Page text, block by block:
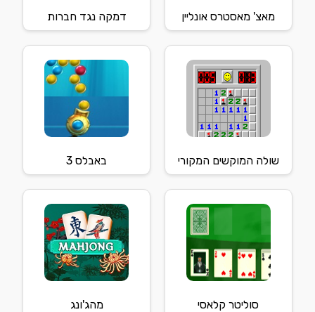
מאצ' מאסטרס אונליין דמקה נגד חברות
שולה המוקשים המקורי באבלס 3
סוליטר קלאסי מהג'ונג